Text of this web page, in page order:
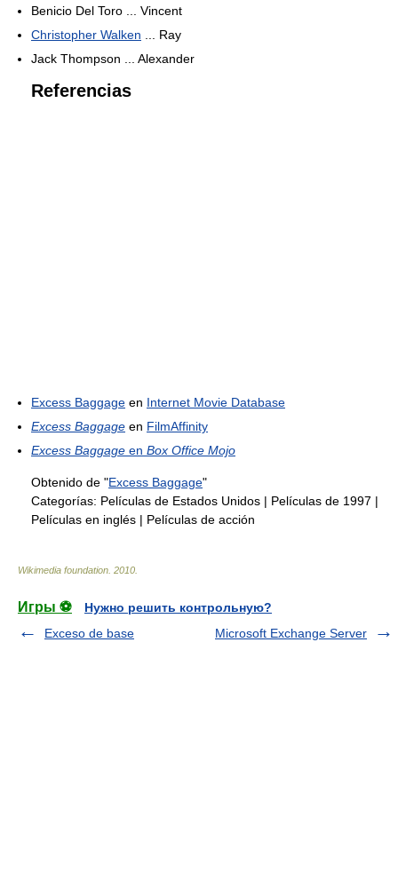
Benicio Del Toro ... Vincent
Christopher Walken ... Ray
Jack Thompson ... Alexander
Referencias
Excess Baggage en Internet Movie Database
Excess Baggage en FilmAffinity
Excess Baggage en Box Office Mojo
Obtenido de "Excess Baggage"
Categorías: Películas de Estados Unidos | Películas de 1997 |
Películas en inglés | Películas de acción
Wikimedia foundation 2010
Игры ⚽
Нужно решить контрольную?
Exceso de base
Microsoft Exchange Server